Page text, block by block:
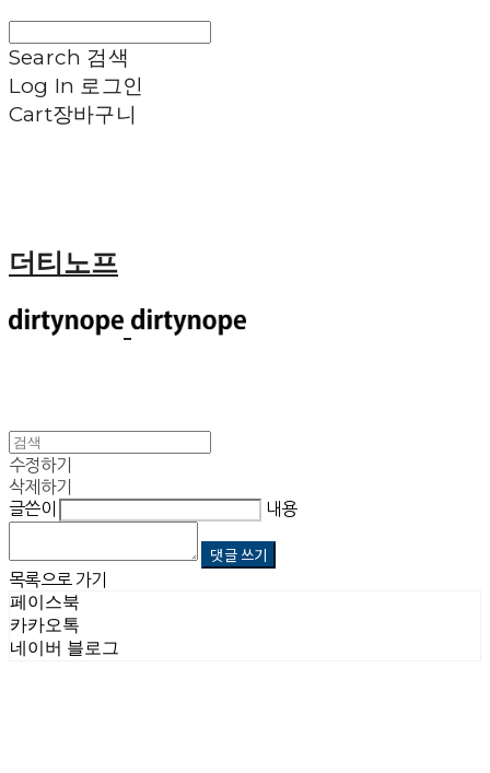
Search 검색
Log In 로그인
Cart장바구니
더티노프
수정하기
삭제하기
글쓴이
내용
댓글 쓰기
목록으로 가기
페이스북
카카오톡
네이버 블로그